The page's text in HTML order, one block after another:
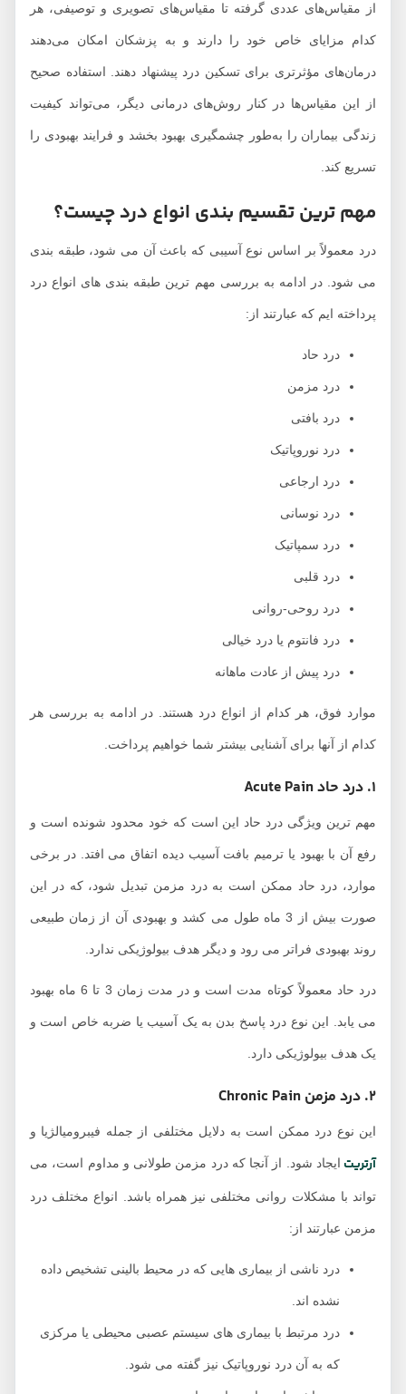
از مقیاس‌های عددی گرفته تا مقیاس‌های تصویری و توصیفی، هر
کدام مزایای خاص خود را دارند و به پزشکان امکان می‌دهند
درمان‌های مؤثرتری برای تسکین درد پیشنهاد دهند. استفاده صحیح
از این مقیاس‌ها در کنار روش‌های درمانی دیگر، می‌تواند کیفیت
زندگی بیماران را به‌طور چشمگیری بهبود بخشد و فرایند بهبودی را
تسریع کند.
مهم ‌ترین تقسیم‌ بندی ‌انواع درد چیست؟
درد معمولاً بر اساس نوع آسیبی که باعث آن می ‌شود، طبقه ‌بندی
می ‌شود. در ادامه به بررسی مهم‌ ترین طبقه‌ بندی ‌های انواع درد
پرداخته ایم که عبارتند از:
درد حاد
درد مزمن
درد بافتی
درد نوروپاتیک
درد ارجاعی
درد نوسانی
درد سمپاتیک
درد قلبی
درد روحی-روانی
درد فانتوم یا درد خیالی
درد پیش از عادت ماهانه
موارد فوق، هر کدام از انواع درد هستند. در ادامه به بررسی هر
کدام از آنها برای آشنایی بیشتر شما خواهیم پرداخت.
مهم‌ ترین ویژگی درد حاد این است که خود محدود شونده است و
رفع آن با بهبود یا ترمیم بافت آسیب‌ دیده اتفاق می ‌افتد. در برخی
موارد، درد حاد ممکن است به درد مزمن تبدیل شود، که در این
صورت بیش از 3 ماه طول می‌ کشد و بهبودی آن از زمان طبیعی
روند بهبودی فراتر می‌ رود و دیگر هدف بیولوژیکی ندارد.
درد حاد معمولاً کوتاه مدت است و در مدت زمان 3 تا 6 ماه بهبود
می ‌یابد. این نوع درد پاسخ بدن به یک آسیب یا ضربه خاص است و
یک هدف بیولوژیکی دارد.
این نوع درد ممکن است به دلایل مختلفی از جمله فیبرومیالژیا و
آرتریتایجاد شود. از آنجا که درد مزمن طولانی و مداوم است، می‌
تواند با مشکلات روانی مختلفی نیز همراه باشد. انواع مختلف درد
مزمن عبارتند از:
درد ناشی از بیماری‌ هایی که در محیط بالینی تشخیص داده
نشده‌ اند.
درد مرتبط با بیماری‌ های سیستم عصبی محیطی یا مرکزی
که به آن درد نوروپاتیک نیز گفته می ‌شود.